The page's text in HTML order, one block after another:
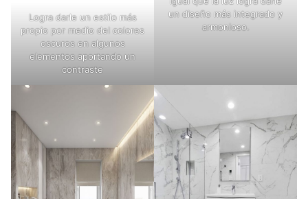
Logra darle un estilo más
propio por medio del colores
oscuros en algunos
elementos aportando un
contraste
un diseño más integrado y
armonioso.